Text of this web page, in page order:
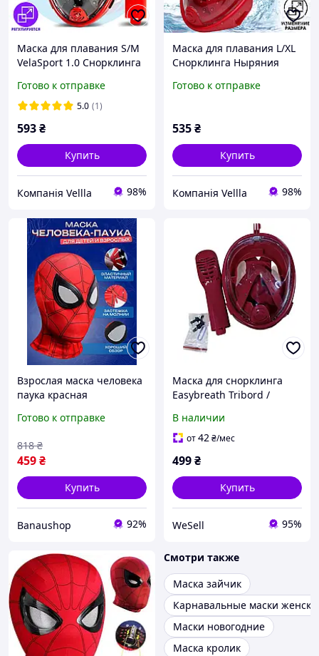
Маска для плавания S/M
VelaSport 1.0 Снорклинга
трубкой на все лицо для
купания Красный
Готово к отправке
5.0 (1)
593₴
Купить
Компанія Vellla 98%
Маска для плавания L/XL
Снорклинга Ныряния
Free Breath на все лицо
Готово к отправке
535₴
Купить
Компанія Vellla 98%
Взрослая маска человека
паука красная
Готово к отправке
459₴
818 ₴
Купить
Banaushop 92%
Маска для снорклинга
Easybreath Tribord /
плавания красная L/X
В наличии
от42₴/мес
499₴
Купить
WeSell 95%
Смотри также
Маска зайчик
Карнавальные маски
Маски новогодние
Маска кролик